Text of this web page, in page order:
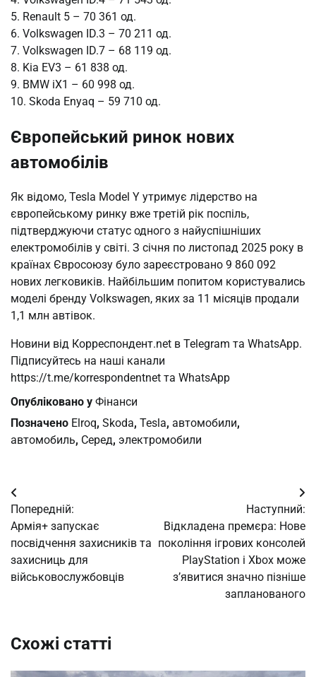
5. Renault 5 – 70 361 од.
6. Volkswagen ID.3 – 70 211 од.
7. Volkswagen ID.7 – 68 119 од.
8. Kia EV3 – 61 838 од.
9. BMW iX1 – 60 998 од.
10. Skoda Enyaq – 59 710 од.
Європейський ринок нових
автомобілів
Як відомо, Tesla Model Y утримує лідерство на
європейському ринку вже третій рік поспіль,
підтверджуючи статус одного з найуспішніших
електромобілів у світі. З січня по листопад 2025 року в
країнах Євросоюзу було зареєстровано 9 860 092
нових легковиків. Найбільшим попитом користувались
моделі бренду Volkswagen, яких за 11 місяців продали
1,1 млн автівок.
Новини від Корреспондент.net в Telegram та WhatsApp.
Підписуйтесь на наші канали
https://t.me/korrespondentnet та WhatsApp
Опубліковано у Фінанси
Позначено Elroq, Skoda, Tesla, автомобили,
автомобиль, Серед, электромобили
Навігація
записів
Попередній:
Армія+ запускає
посвідчення захисників та
захисниць для
військовослужбовців
Наступний:
Відкладена премєра: Нове
покоління ігрових консолей
PlayStation і Xbox може
з’явитися значно пізніше
запланованого
Схожі статті